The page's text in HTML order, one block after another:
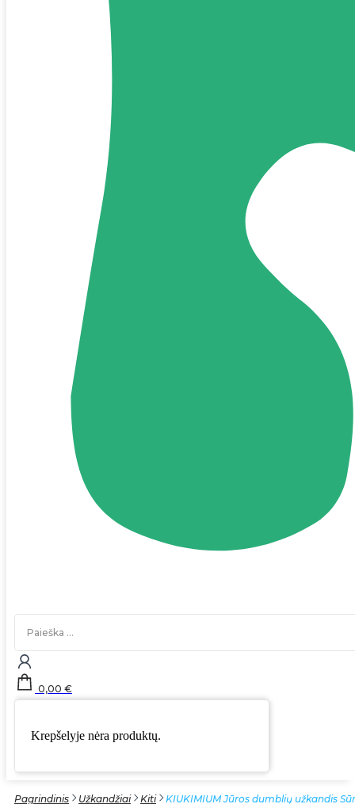
Search
0,00 €
Krepšelyje nėra produktų.
Pagrindinis Užkandžiai Kiti KIUKIMIUM Jūros dumblių užkandis